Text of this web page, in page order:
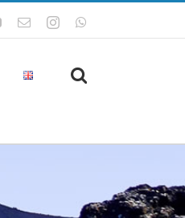
YouTube
CorreoInstagram